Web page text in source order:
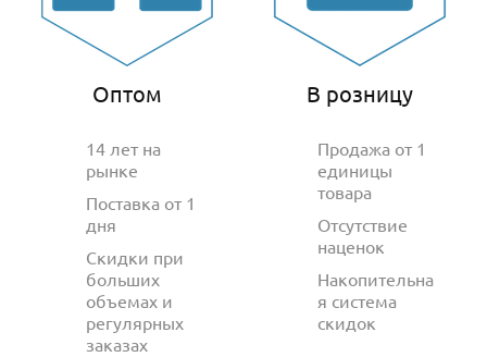
Оптом
14 лет на
рынке
Поставка от 1
дня
Скидки при
больших
объемах и
регулярных
заказах
В розницу
Продажа от 1
единицы
товара
Отсутствие
наценок
Накопительна
я система
скидок